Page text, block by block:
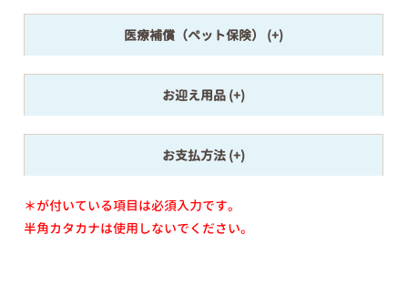
医療補償（ペット保険）
お迎え用品
お支払方法
＊が付いている項目は必須入力です。
半角カタカナは使用しないでください。